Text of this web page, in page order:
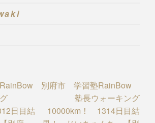
日目結
別府市 学習塾RainBow
塾長ウォーキング
10000km！ 1314日目結